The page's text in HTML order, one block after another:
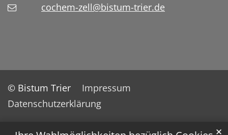
✕
cochem-zell@bistum-trier.de
© Bistum Trier
Impressum
Datenschutzerklärung